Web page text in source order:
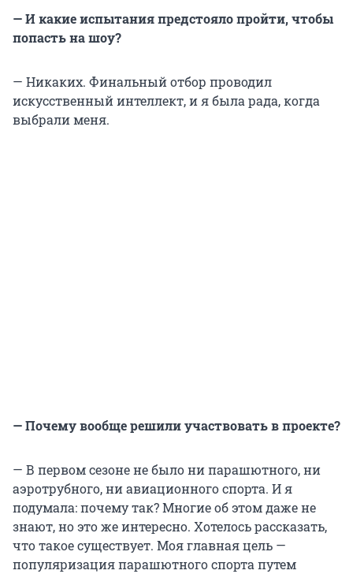
— И какие испытания предстояло пройти, чтобы
попасть на шоу?
— Никаких. Финальный отбор проводил
искусственный интеллект, и я была рада, когда
выбрали меня.
— Почему вообще решили участвовать в проекте?
— В первом сезоне не было ни парашютного, ни
аэротрубного, ни авиационного спорта. И я
подумала: почему так? Многие об этом даже не
знают, но это же интересно. Хотелось рассказать,
что такое существует. Моя главная цель —
популяризация парашютного спорта путем